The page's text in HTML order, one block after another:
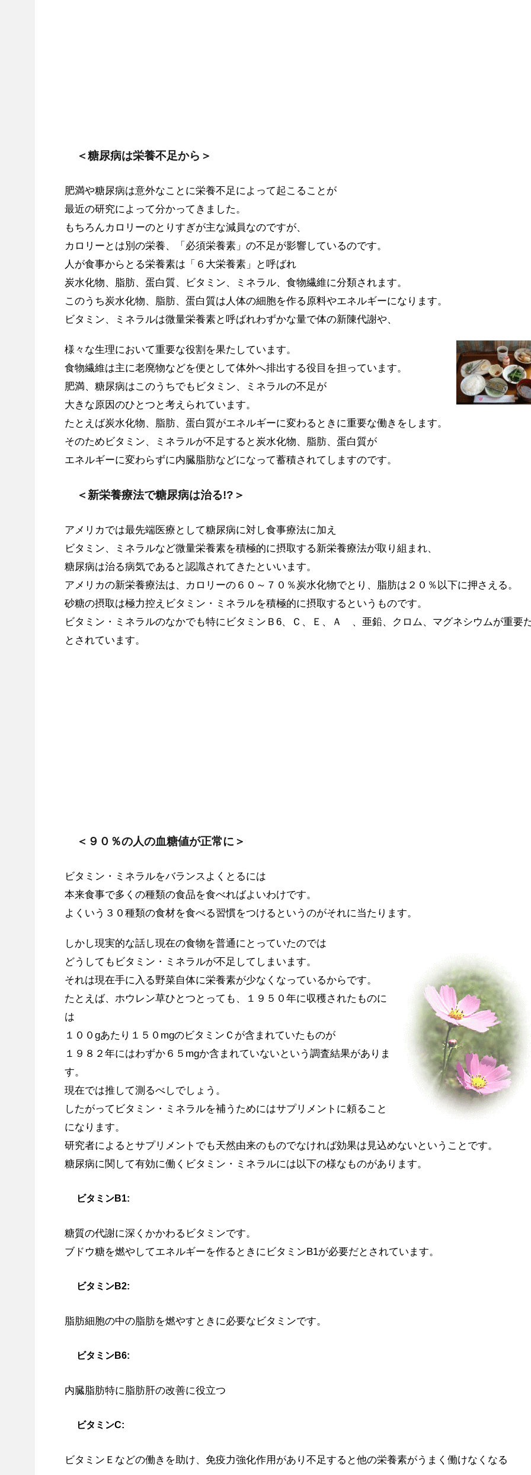
＜糖尿病は栄養不足から＞
肥満や糖尿病は意外なことに栄養不足によって起こることが
最近の研究によって分かってきました。
もちろんカロリーのとりすぎが主な減員なのですが、
カロリーとは別の栄養、「必須栄養素」の不足が影響しているのです。
人が食事からとる栄養素は「６大栄養素」と呼ばれ
炭水化物、脂肪、蛋白質、ビタミン、ミネラル、食物繊維に分類されます。
このうち炭水化物、脂肪、蛋白質は人体の細胞を作る原料やエネルギーになります。
ビタミン、ミネラルは微量栄養素と呼ばれわずかな量で体の新陳代謝や、
様々な生理において重要な役割を果たしています。
食物繊維は主に老廃物などを便として体外へ排出する役目を担っています。
肥満、糖尿病はこのうちでもビタミン、ミネラルの不足が
大きな原因のひとつと考えられています。
たとえば炭水化物、脂肪、蛋白質がエネルギーに変わるときに重要な働きをします。
そのためビタミン、ミネラルが不足すると炭水化物、脂肪、蛋白質が
エネルギーに変わらずに内臓脂肪などになって蓄積されてしますのです。
＜新栄養療法で糖尿病は治る!?＞
アメリカでは最先端医療として糖尿病に対し食事療法に加え
ビタミン、ミネラルなど微量栄養素を積極的に摂取する新栄養療法が取り組まれ、
糖尿病は治る病気であると認識されてきたといいます。
アメリカの新栄養療法は、カロリーの６０～７０％炭水化物でとり、脂肪は２０％以下に押さえる。
砂糖の摂取は極力控えビタミン・ミネラルを積極的に摂取するというものです。
ビタミン・ミネラルのなかでも特にビタミンＢ6、Ｃ、Ｅ、Ａ 、亜鉛、クロム、マグネシウムが重要
とされています。
＜９０％の人の血糖値が正常に＞
ビタミン・ミネラルをバランスよくとるには
本来食事で多くの種類の食品を食べればよいわけです。
よくいう３０種類の食材を食べる習慣をつけるというのがそれに当たります。
しかし現実的な話し現在の食物を普通にとっていたのでは
どうしてもビタミン・ミネラルが不足してしまいます。
それは現在手に入る野菜自体に栄養素が少なくなっているからです。
たとえば、ホウレン草ひとつとっても、１９５０年に収穫されたものに
は
１００gあたり１５０mgのビタミンＣが含まれていたものが
１９８２年にはわずか６５mgか含まれていないという調査結果がありま
す。
現在では推して測るべしでしょう。
したがってビタミン・ミネラルを補うためにはサプリメントに頼ること
になります。
研究者によるとサプリメントでも天然由来のものでなければ効果は見込めないということです。
糖尿病に関して有効に働くビタミン・ミネラルには以下の様なものがあります。
ビタミンB1:
糖質の代謝に深くかかわるビタミンです。
ブドウ糖を燃やしてエネルギーを作るときにビタミンB1が必要だとされています。
ビタミンB2:
脂肪細胞の中の脂肪を燃やすときに必要なビタミンです。
ビタミンB6:
内臓脂肪特に脂肪肝の改善に役立つ
ビタミンC:
ビタミンＥなどの働きを助け、免疫力強化作用があり不足すると他の栄養素がうまく働けなくなる